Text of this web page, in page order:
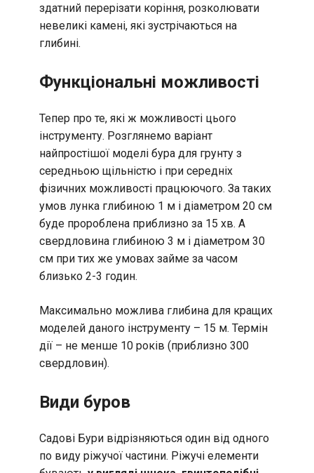
здатний перерізати коріння, розколювати
невеликі камені, які зустрічаються на
глибині.
Функціональні можливості
Тепер про те, які ж можливості цього
інструменту. Розглянемо варіант
найпростішої моделі бура для грунту з
середньою щільністю і при середніх
фізичних можливості працюючого. За таких
умов лунка глибиною 1 м і діаметром 20 см
буде пророблена приблизно за 15 хв. А
свердловина глибиною 3 м і діаметром 30
см при тих же умовах займе за часом
близько 2-3 годин.
Максимально можлива глибина для кращих
моделей даного інструменту – 15 м. Термін
дії – не менше 10 років (приблизно 300
свердловин).
Види буров
Садові Бури відрізняються один від одного
по виду ріжучої частини. Ріжучі елементи